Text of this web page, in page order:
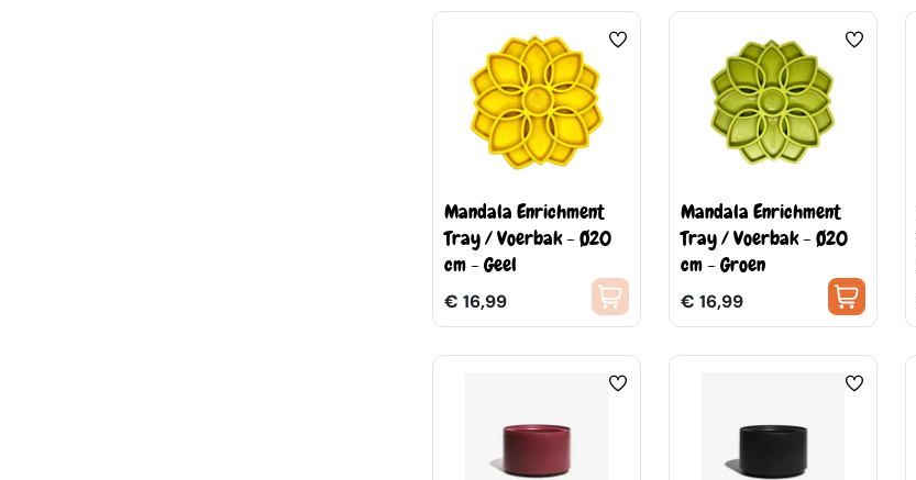
Mandala Enrichment
Tray / Voerbak - Ø20
cm - Geel
€ 16,99
Mandala Enrichment
Tray / Voerbak - Ø20
cm - Groen
€ 16,99